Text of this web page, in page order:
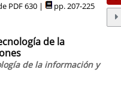
PDF 630 | pp. 207-225
de la
de la información y